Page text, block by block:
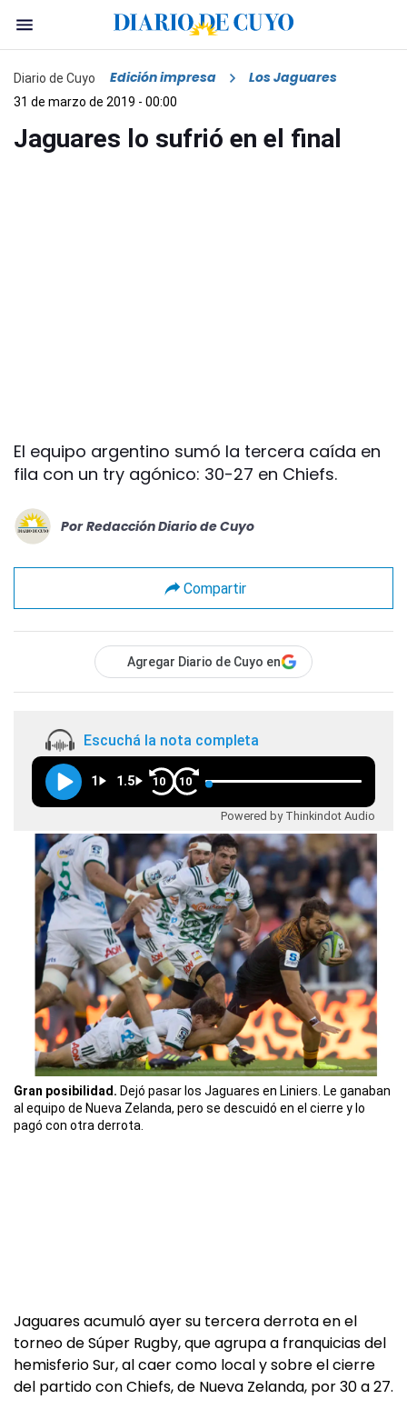
Diario de Cuyo Edición impresa Los Jaguares
31 de marzo de 2019 - 00:00
Jaguares lo sufrió en el final
El equipo argentino sumó la tercera caída en
fila con un try agónico: 30-27 en Chiefs.
Por Redacción Diario de Cuyo
Compartir
Agregar Diario de Cuyo en
Escuchá la nota completa
1 1.5 10 10
Powered by Thinkindot Audio
Gran posibilidad. Dejó pasar los Jaguares en Liniers. Le ganaban
al equipo de Nueva Zelanda, pero se descuidó en el cierre y lo
pagó con otra derrota.
Jaguares acumuló ayer su tercera derrota en el
torneo de Súper Rugby, que agrupa a franquicias del
hemisferio Sur, al caer como local y sobre el cierre
del partido con Chiefs, de Nueva Zelanda, por 30 a 27.